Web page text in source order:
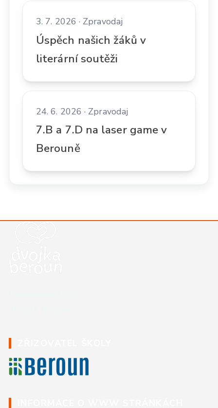
3. 7. 2026 · Zpravodaj
Úspěch našich žáků v
literární soutěži
24. 6. 2026 · Zpravodaj
7.B a 7.D na laser game v
Berouně